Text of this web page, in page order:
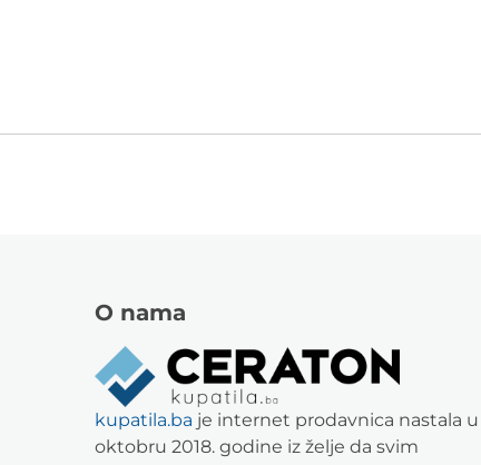
O nama
kupatila.ba je internet prodavnica nastala u
oktobru 2018. godine iz želje da svim